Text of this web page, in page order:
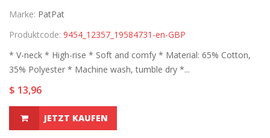
Marke: PatPat
Produktcode: 9454_12357_19584731-en-GBP
* V-neck * High-rise * Soft and comfy * Material: 65% Cotton,
35% Polyester * Machine wash, tumble dry *...
$ 13,96
JETZT KAUFEN